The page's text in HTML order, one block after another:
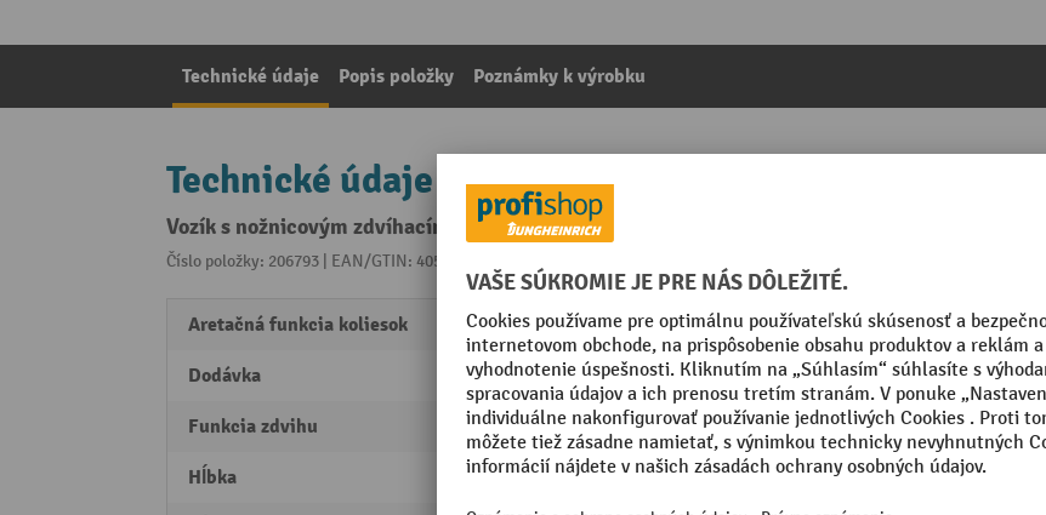
Technické údaje Popis položky Poznámky k výrobku
Technické údaje
Vozík s nožnicovým zdvíhacím stolom z nehrdzavejúcej ocele, nosnosť 150 kg, à 700 × 450 mm
Číslo položky: 206793 | EAN/GTIN: 4055091209654
Aretačná funkcia koliesok 1 vodiace koliesko so zaisťovačom
Dodávka čiastočne predmontované
Funkcia zdvihu hydraulická
Hĺbka 854 mm
Rozsah zdvihu
Segmentu
Typ nožníc
Typ plošiny